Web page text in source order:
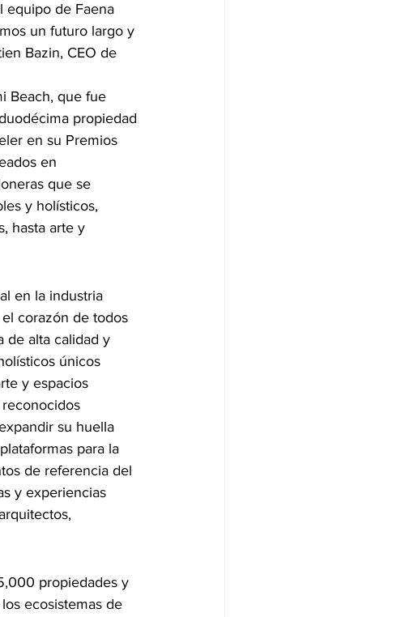
equipo de Faena
un futuro largo y
Bazin, CEO de
Beach, que fue
propiedad
en su Premios
en
que se
y holísticos,
hasta arte y
en la industria
corazón de todos
de alta calidad y
únicos
y espacios
su huella
para la
de referencia del
y experiencias
propiedades y
ecosistemas de